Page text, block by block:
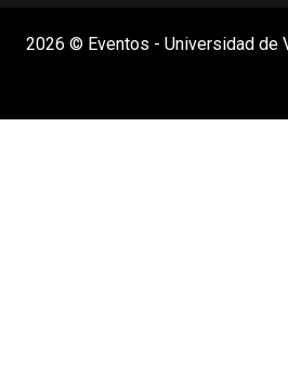
2026 © Eventos - Universidad de